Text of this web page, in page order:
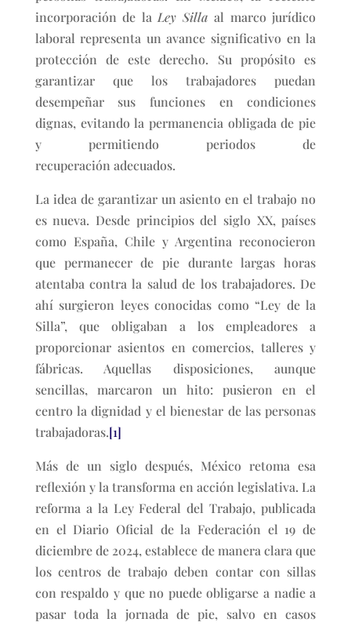
incorporación de la Ley Silla al marco jurídico
laboral representa un avance significativo en la
protección de este derecho. Su propósito es
garantizar que los trabajadores puedan
desempeñar sus funciones en condiciones
dignas, evitando la permanencia obligada de pie
y permitiendo periodos de
recuperación adecuados.
La idea de garantizar un asiento en el trabajo no
es nueva. Desde principios del siglo XX, países
como España, Chile y Argentina reconocieron
que permanecer de pie durante largas horas
atentaba contra la salud de los trabajadores. De
ahí surgieron leyes conocidas como “Ley de la
Silla”, que obligaban a los empleadores a
proporcionar asientos en comercios, talleres y
fábricas. Aquellas disposiciones, aunque
sencillas, marcaron un hito: pusieron en el
centro la dignidad y el bienestar de las personas
trabajadoras.[1]
Más de un siglo después, México retoma esa
reflexión y la transforma en acción legislativa. La
reforma a la Ley Federal del Trabajo, publicada
en el Diario Oficial de la Federación el 19 de
diciembre de 2024, establece de manera clara que
los centros de trabajo deben contar con sillas
con respaldo y que no puede obligarse a nadie a
pasar toda la jornada de pie, salvo en casos